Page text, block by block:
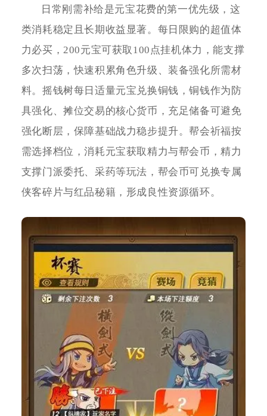
日常刚需补给是元宝花费的第一优先级，这
类消耗稳定且长期收益显著。每日限购的超值体
力必买，200元宝可获取100点挂机体力，能支撑
多次扫荡，快速积累角色升级、装备强化所需材
料。摇钱树每日适量元宝兑换铜钱，铜钱作为防
具强化、摊位交易的核心货币，充足储备可避免
强化断层，保障基础战力稳步提升。帮会祈福按
需选择档位，消耗元宝获取精力与帮会币，精力
支撑门派委托、采药等玩法，帮会币可兑换专属
侠客碎片与红品秘籍，形成良性资源循环。